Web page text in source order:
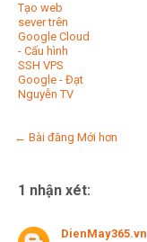
Tạo web
sever trên
Google Cloud
- Cấu hình
SSH VPS
Google - Đạt
Nguyễn TV
← Bài đăng Mới hơn
1 nhận xét:
DienMay365.vn